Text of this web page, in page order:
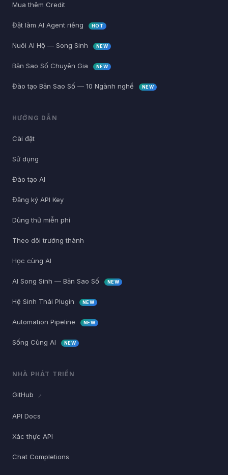
Mua thêm Credit
Đặt làm AI Agent riêng HOT
Nuôi AI Hộ — Song Sinh NEW
Bản Sao Số Chuyên Gia NEW
Đào tạo Bản Sao Số — 10 Ngành nghề NEW
HƯỚNG DẪN
Cài đặt
Sử dụng
Đào tạo AI
Đăng ký API Key
Dùng thử miễn phí
Theo dõi trưởng thành
Học cùng AI
AI Song Sinh — Bản Sao Số NEW
Hệ Sinh Thái Plugin NEW
Automation Pipeline NEW
Sống Cùng AI NEW
NHÀ PHÁT TRIỂN
GitHub ↗
API Docs
Xác thực API
Chat Completions